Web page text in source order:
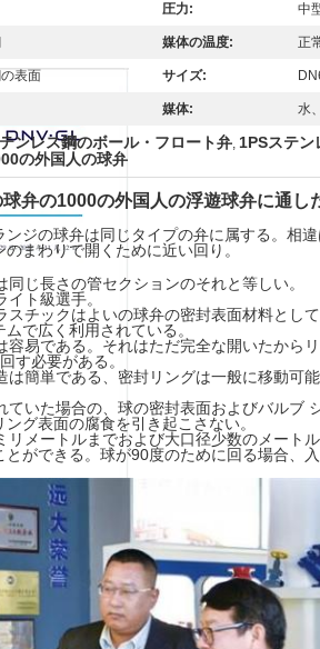
圧力: 中
媒体の温度: 正
表面 サイズ:
媒体: 水
ンレス鋼のボール・フロート弁, 1PSステン
の外国人の球弁
弁の1000の外国人の浮遊球弁に通し
ジの球弁は同じタイプの弁に属する。相
まわりで開くために近い回り。
じ長さの管セクションのそれと等しい。
ト級選手。
チックはよいの球弁の密封表面材料とし
で広く利用されている。
易である。それはただ完全な開いたから
す必要がある。
簡単である、密封リングは一般に移動可
ていた場合の、球の密封表面およびバルブ
グ表面の腐食を引き起こさない。
メートルまでおよび大口径少数のメート
ができる。球が90度のために回る場合、